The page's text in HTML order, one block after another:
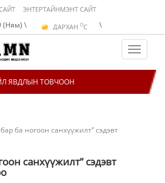
ЭНТЕРТАЙНМЭНТ САЙТ
(Ням) \ ДАРХАН OC
ЭРДЭНЭТ C
\
Toggle
ЯВДЛЫН ТОВЧООН
ба ногоон санхүүжилт” сэдэвт
санхүүжилт” сэдэвт